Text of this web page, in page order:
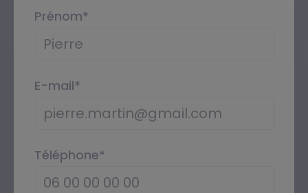
Prénom*
E-mail*
Téléphone*